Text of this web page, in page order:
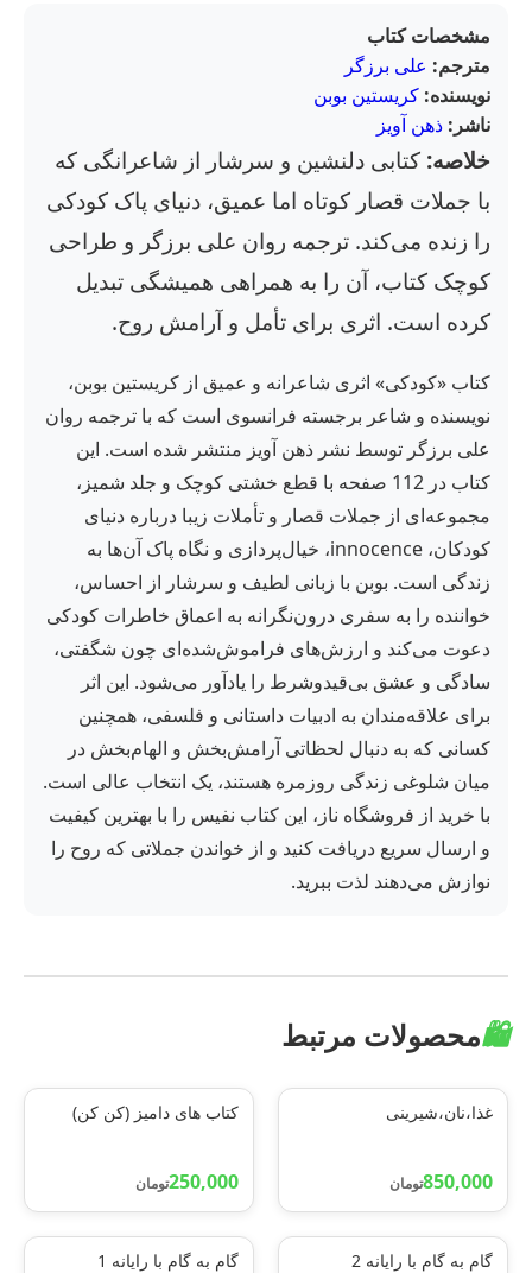
مشخصات کتاب
مترجم: علی برزگر
نویسنده: کریستین بوبن
ناشر: ذهن آویز
خلاصه: کتابی دلنشین و سرشار از شاعرانگی که
با جملات قصار کوتاه اما عمیق، دنیای پاک کودکی
را زنده می‌کند. ترجمه روان علی برزگر و طراحی
کوچک کتاب، آن را به همراهی همیشگی تبدیل
کرده است. اثری برای تأمل و آرامش روح.
کتاب «کودکی» اثری شاعرانه و عمیق از کریستین بوبن،
نویسنده و شاعر برجسته فرانسوی است که با ترجمه روان
علی برزگر توسط نشر ذهن آویز منتشر شده است. این
کتاب در 112 صفحه با قطع خشتی کوچک و جلد شمیز،
مجموعه‌ای از جملات قصار و تأملات زیبا درباره دنیای
کودکان، innocence، خیال‌پردازی و نگاه پاک آن‌ها به
زندگی است. بوبن با زبانی لطیف و سرشار از احساس،
خواننده را به سفری درون‌نگرانه به اعماق خاطرات کودکی
دعوت می‌کند و ارزش‌های فراموش‌شده‌ای چون شگفتی،
سادگی و عشق بی‌قیدوشرط را یادآور می‌شود. این اثر
برای علاقه‌مندان به ادبیات داستانی و فلسفی، همچنین
کسانی که به دنبال لحظاتی آرامش‌بخش و الهام‌بخش در
میان شلوغی زندگی روزمره هستند، یک انتخاب عالی است.
با خرید از فروشگاه ناز، این کتاب نفیس را با بهترین کیفیت
و ارسال سریع دریافت کنید و از خواندن جملاتی که روح را
نوازش می‌دهند لذت ببرید.
🛍️محصولات مرتبط
غذا،نان،شیرینی
850,000تومان
کتاب های دامیز (کن کن)
250,000تومان
گام به گام با رایانه 2 گام به گام با رایانه 1